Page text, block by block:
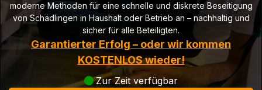
moderne Methoden für eine schnelle und diskrete Beseitigung
von Schädlingen in Haushalt oder Betrieb an – nachhaltig und
sicher für alle Beteiligten.
Garantierter Erfolg – oder wir kommen
KOSTENLOS wieder!
Zur Zeit verfügbar